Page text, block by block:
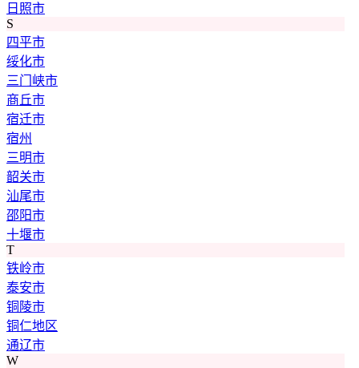
日照市
S
四平市
绥化市
三门峡市
商丘市
宿迁市
宿州
三明市
韶关市
汕尾市
邵阳市
十堰市
T
铁岭市
泰安市
铜陵市
铜仁地区
通辽市
W